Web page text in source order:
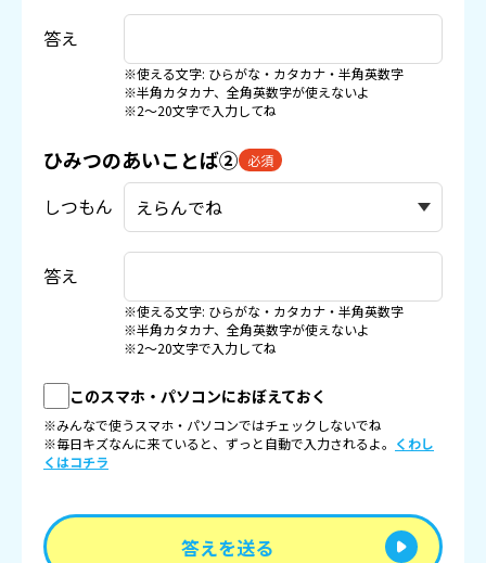
答え
※使える文字: ひらがな・カタカナ・半角英数字
※半角カタカナ、全角英数字が使えないよ
※2〜20文字で入力してね
ひみつのあいことば② 必須
しつもん
答え
※使える文字: ひらがな・カタカナ・半角英数字
※半角カタカナ、全角英数字が使えないよ
※2〜20文字で入力してね
このスマホ・パソコンにおぼえておく
※みんなで使うスマホ・パソコンではチェックしないでね
※毎日キズなんに来ていると、ずっと自動で入力されるよ。 くわし
くはコチラ
答えを送る